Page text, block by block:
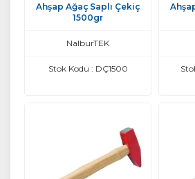
Ahşap Ağaç Saplı Çekiç
1500gr
NalburTEK
Stok Kodu : DÇ1500